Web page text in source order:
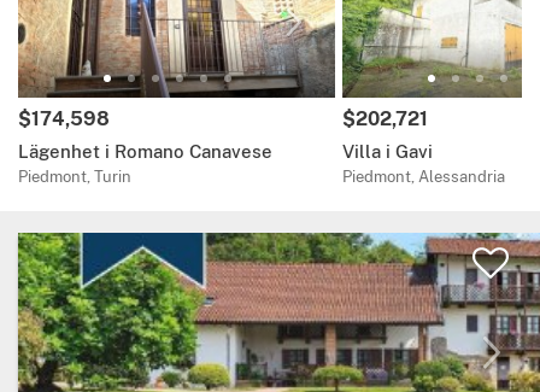
Pris:
$174,598
Lägenhet i Romano Canavese
Piedmont, Turin
Pris:
$202,721
Villa i Gavi
Piedmont, Alessandria